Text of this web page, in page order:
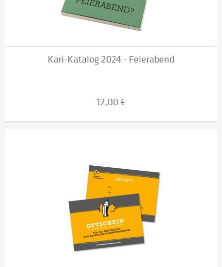
Kari-Katalog 2024 - Feierabend
12,00 €